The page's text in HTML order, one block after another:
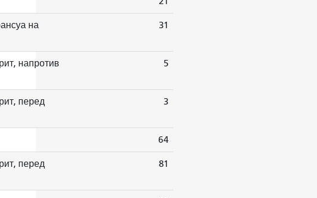
на
31
напротив
5
перед
3
64
перед
81